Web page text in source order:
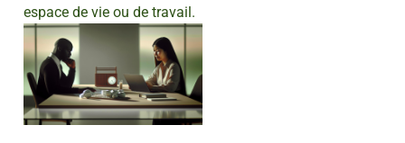
espace de vie ou de travail.